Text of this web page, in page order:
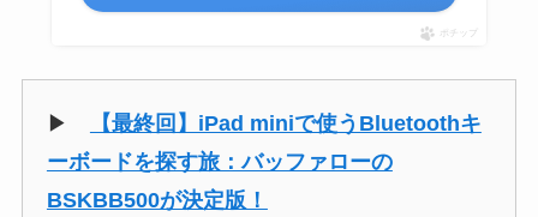
ポチップ
▶
【最終回】iPad miniで使うBluetoothキ
ーボードを探す旅：バッファローの
BSKBB500が決定版！